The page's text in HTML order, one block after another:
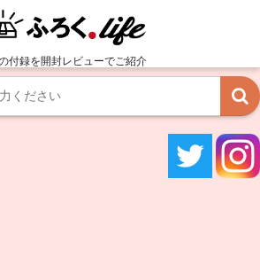
付録を開封レビューでご紹介